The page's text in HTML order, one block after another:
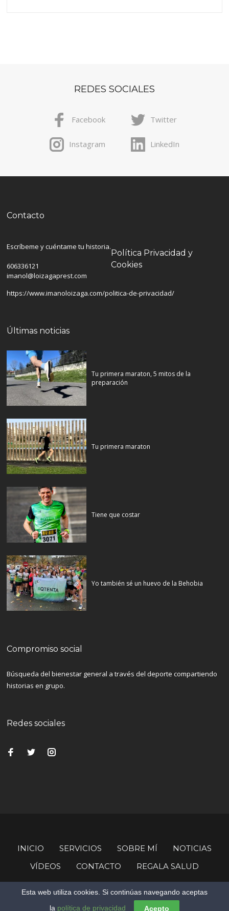
REDES SOCIALES
Facebook Twitter
Instagram LinkedIn
Contacto
Escríbeme y cuéntame tu historia.
606336121
imanol@loizagaprest.com
Política Privacidad y
Cookies
https://www.imanoloizaga.com/politica-de-privacidad/
Últimas noticias
Tu primera maraton, 5 mitos de la
preparación
Tu primera maraton
Tiene que costar
Yo también sé un huevo de la Behobia
Compromiso social
Búsqueda del bienestar general a través del deporte compartiendo
historias en grupo.
Redes sociales
INICIO SERVICIOS SOBRE MÍ
NOTICIAS
VÍDEOS
CONTACTO REGALA SALUD
© Copyright Imanol Loizaga.
Esta web utiliza cookies. Si continúas navegando aceptas
la política de privacidad Acepto